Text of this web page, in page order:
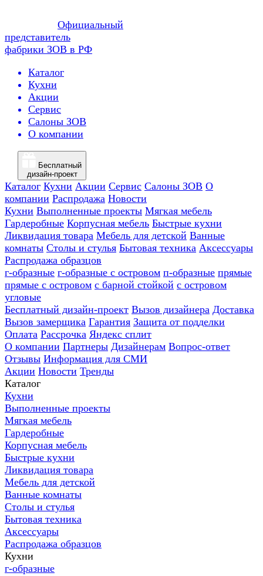
Официальный
представитель
фабрики ЗОВ в РФ
Каталог
Кухни
Акции
Сервис
Салоны ЗОВ
О компании
Бесплатный
дизайн-проект
Каталог Кухни Акции Сервис Салоны ЗОВ О
компании Распродажа Новости
Кухни Выполненные проекты Мягкая мебель
Гардеробные Корпусная мебель Быстрые кухни
Ликвидация товара Мебель для детской Ванные
комнаты Столы и стулья Бытовая техника Аксессуары
Распродажа образцов
г-образные г-образные с островом п-образные прямые
прямые с островом с барной стойкой с островом
угловые
Бесплатный дизайн-проект Вызов дизайнера Доставка
Вызов замерщика Гарантия Защита от подделки
Оплата Рассрочка Яндекс сплит
О компании Партнеры Дизайнерам Вопрос-ответ
Отзывы Информация для СМИ
Акции Новости Тренды
Каталог
Кухни
Выполненные проекты
Мягкая мебель
Гардеробные
Корпусная мебель
Быстрые кухни
Ликвидация товара
Мебель для детской
Ванные комнаты
Столы и стулья
Бытовая техника
Аксессуары
Распродажа образцов
Кухни
г-образные